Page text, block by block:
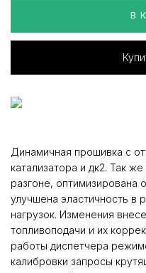
В
Динамичная прошивка с
катализатора и дк2. Так
разгоне, оптимизирована
улучшена эластичность в
нагрузок. Изменения
топливоподачи и их
работы диспетчера
калибровки запросы